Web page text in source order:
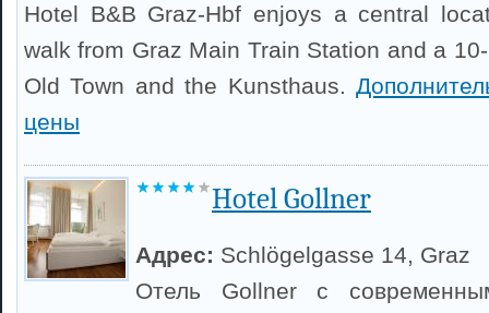
Hotel B&B Graz-Hbf enjoys a central
walk from Graz Main Train Station and a
Old Town and the Kunsthaus.
цены
Hotel Gollner
Адрес: Schlögelgasse 14, Graz
Отель Gollner с